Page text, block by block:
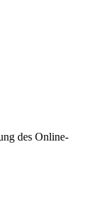
des Online-